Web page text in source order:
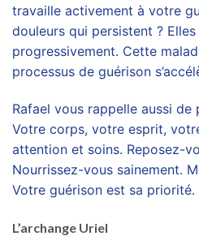
travaille activement à votre
douleurs qui persistent ?
progressivement. Cette
processus de guérison
Rafael vous rappelle aussi de
Votre corps, votre esprit,
attention et soins. Reposez-
Nourrissez-vous sainement.
Votre guérison est sa priorité.
L’archange Uriel